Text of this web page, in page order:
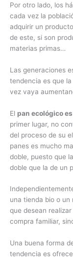
Por otro lado, los
cada vez la
adquirir un
de este, si son
materias primas…
Las generaciones
tendencia es que
vez vaya
El pan ecológico
primer lugar, no
del proceso de su
panes es mucho
doble, puesto que
doble que la de un
una tienda bio o
que desean realizar
compra familiar,
Una buena forma
tendencia es